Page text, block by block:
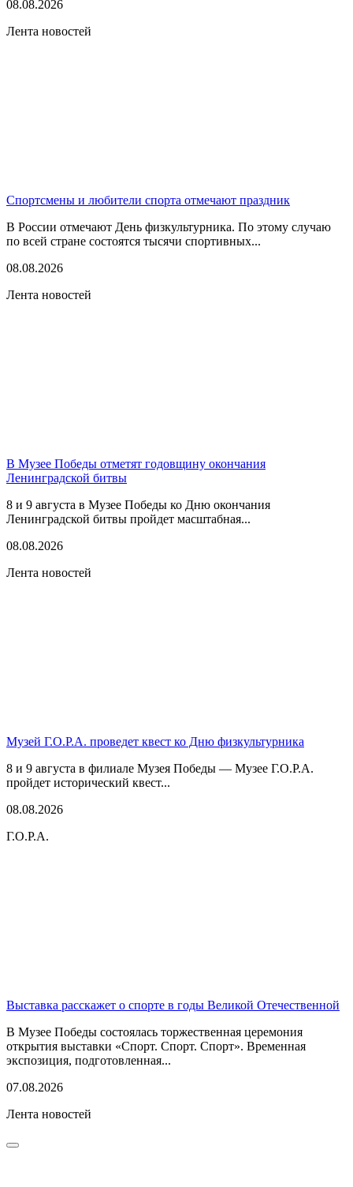
08.08.2026
Лента новостей
Спортсмены и любители спорта отмечают праздник
В России отмечают День физкультурника. По этому случаю
по всей стране состоятся тысячи спортивных...
08.08.2026
Лента новостей
В Музее Победы отметят годовщину окончания
Ленинградской битвы
8 и 9 августа в Музее Победы ко Дню окончания
Ленинградской битвы пройдет масштабная...
08.08.2026
Лента новостей
Музей Г.О.Р.А. проведет квест ко Дню физкультурника
8 и 9 августа в филиале Музея Победы — Музее Г.О.Р.А.
пройдет исторический квест...
08.08.2026
Г.О.Р.А.
Выставка расскажет о спорте в годы Великой Отечественной
В Музее Победы состоялась торжественная церемония
открытия выставки «Спорт. Спорт. Спорт». Временная
экспозиция, подготовленная...
07.08.2026
Лента новостей